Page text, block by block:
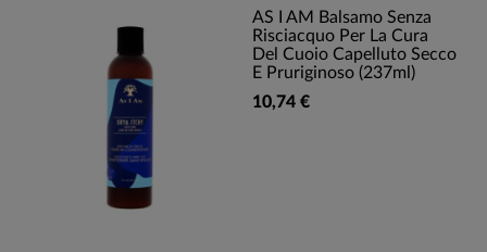
AS I AM Balsamo Senza
Risciacquo Per La Cura
Del Cuoio Capelluto Secco
E Pruriginoso (237ml)
10,74 €